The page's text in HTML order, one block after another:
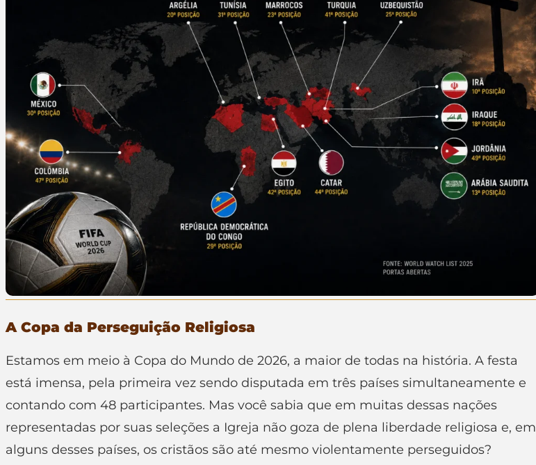
A Copa da Perseguição Religiosa
Estamos em meio à Copa do Mundo de 2026, a maior de todas na história. A festa
está imensa, pela primeira vez sendo disputada em três países simultaneamente e
contando com 48 participantes. Mas você sabia que em muitas dessas nações
representadas por suas seleções a Igreja não goza de plena liberdade religiosa e, em
alguns desses países, os cristãos são até mesmo violentamente perseguidos?